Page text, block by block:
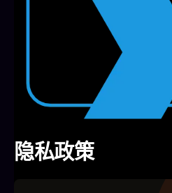
隐私政策